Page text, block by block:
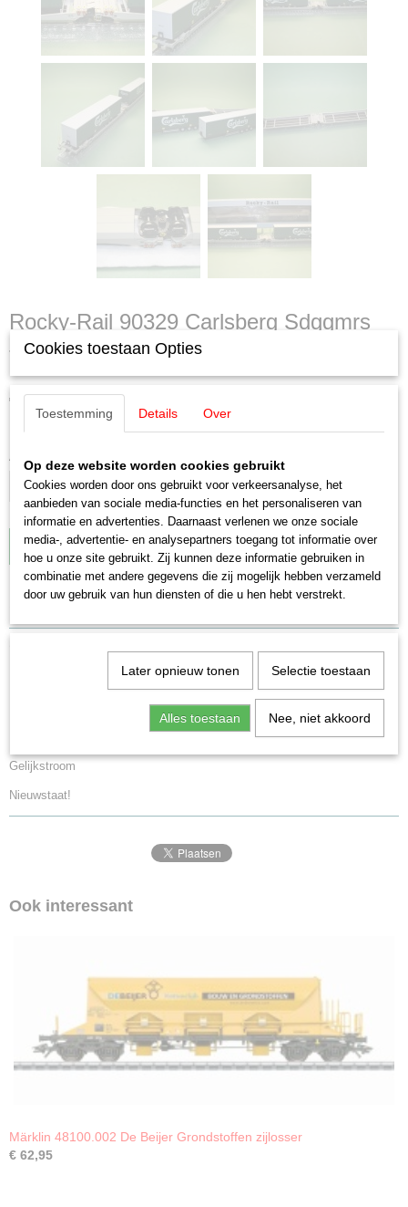
Rocky-Rail 90329 Carlsberg Sdggmrs
Twin-Car
€ 119,00
Op voorraad
Aantal
IN WINKELWAGEN
Specificaties
Rocky-Rail 90329 Carlsberg
Sdggmrs Twin-Car
Gelijkstroom
Nieuwstaat!
Ook interessant
Märklin 48100.002 De Beijer Grondstoffen zijlosser
€ 62,95
Cookies toestaan Opties
Toestemming Details Over
Op deze website worden cookies gebruikt
Cookies worden door ons gebruikt voor verkeersanalyse, het
aanbieden van sociale media-functies en het personaliseren van
informatie en advertenties. Daarnaast verlenen we onze sociale
media-, advertentie- en analysepartners toegang tot informatie over
hoe u onze site gebruikt. Zij kunnen deze informatie gebruiken in
combinatie met andere gegevens die zij mogelijk hebben verzameld
door uw gebruik van hun diensten of die u hen hebt verstrekt.
Later opnieuw tonen Selectie toestaan
Alles toestaan Nee, niet akkoord